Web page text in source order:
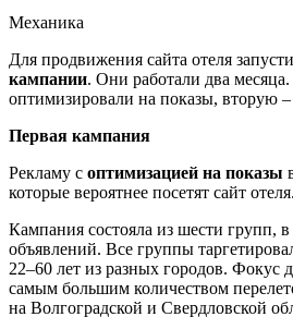
Механика
Для продвижения сайта отеля
кампании. Они работали два
оптимизировали на показы, вторую
Первая кампания
Рекламу с оптимизацией на показы
которые вероятнее посетят сайт отеля.
Кампания состояла из шести групп,
объявлений. Все группы
22–60 лет из разных городов. Фокус
самым большим количеством
на Волгоградской и Свердловской